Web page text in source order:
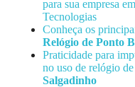
para sua empresa em
Tecnologias
Conheça os
Relógio de Ponto
Praticidade para
no uso de relógio
Salgadinho